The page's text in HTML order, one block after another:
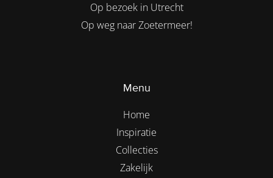
Op bezoek in Utrecht
Op weg naar Zoetermeer!
Menu
Home
Inspiratie
Collecties
Zakelijk